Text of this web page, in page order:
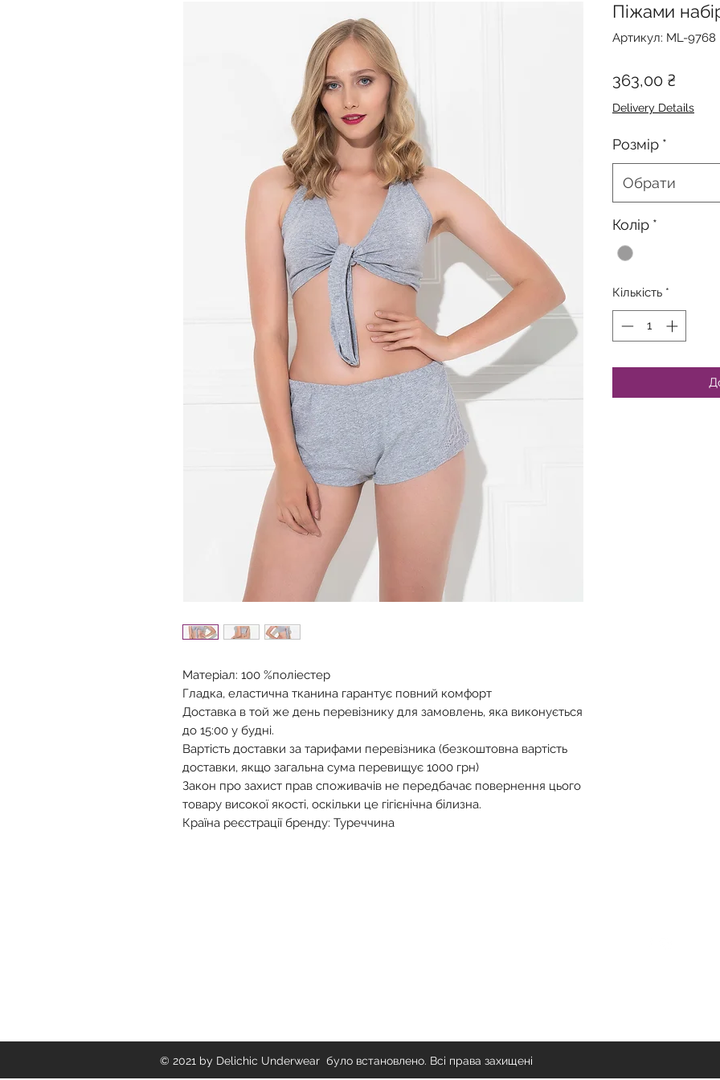
Матеріал: 100 %поліестер
Гладка, еластична тканина гарантує повний комфорт
Доставка в той же день перевізнику для замовлень, яка виконується
до 15:00 у будні.
Вартість доставки за тарифами перевізника (безкоштовна вартість
доставки, якщо загальна сума перевищує 1000 грн)
Закон про захист прав споживачів не передбачає повернення цього
товару високої якості, оскільки це гігієнічна білизна.
Країна реєстрації бренду: Туреччина
Піжами
Артикул: ML-9768
363,00 ₴
Delivery Details
Розмір *
Обрати
Колір *
Кількість *
© 2021 by Delichic Underwear було встановлено. Всі права захищені